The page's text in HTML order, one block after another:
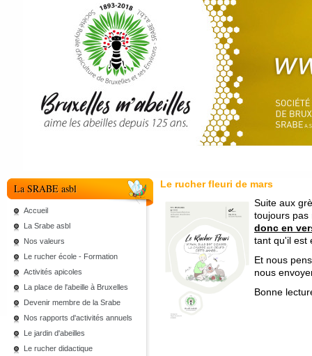
La SRABE asbl
Accueil
La Srabe asbl
Nos valeurs
Le rucher école - Formation
Activités apicoles
La place de l'abeille à Bruxelles
Devenir membre de la Srabe
Nos rapports d'activités annuels
Le jardin d'abeilles
Le rucher didactique
Le rucher fleuri de mars
Suite aux
toujours
donc en
tant qu'il est
Et nous
nous
Bonne